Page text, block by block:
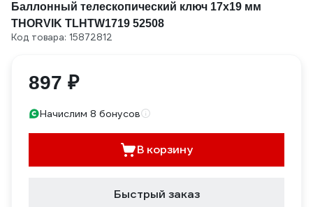
Баллонный телескопический ключ 17х19 мм
THORVIK TLHTW1719 52508
Код товара: 15872812
897 ₽
Начислим 8 бонусов
В корзину
Быстрый заказ